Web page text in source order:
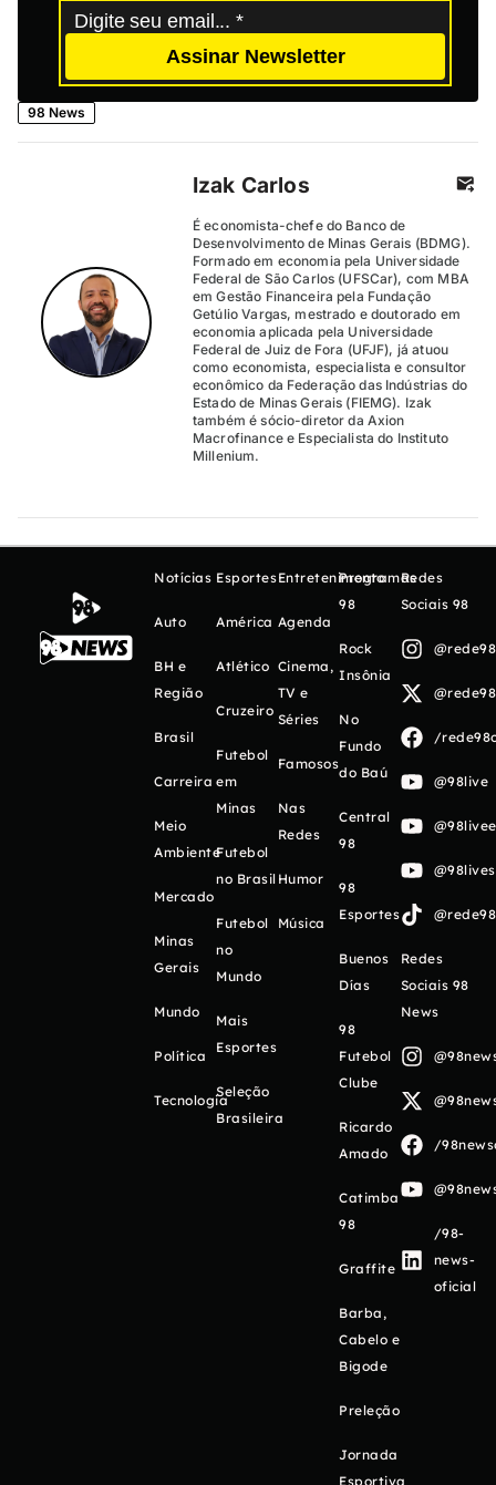
Assinar Newsletter
98 News
Izak Carlos
É economista-chefe do Banco de
Desenvolvimento de Minas Gerais (BDMG).
Formado em economia pela Universidade
Federal de São Carlos (UFSCar), com MBA
em Gestão Financeira pela Fundação
Getúlio Vargas, mestrado e doutorado em
economia aplicada pela Universidade
Federal de Juiz de Fora (UFJF), já atuou
como economista, especialista e consultor
econômico da Federação das Indústrias do
Estado de Minas Gerais (FIEMG). Izak
também é sócio-diretor da Axion
Macrofinance e Especialista do Instituto
Millenium.
Notícias
Auto
BH e
Região
Brasil
Carreira
Meio
Ambiente
Mercado
Minas
Gerais
Mundo
Política
Tecnologia
Esportes
América
Atlético
Cruzeiro
Futebol
em
Minas
Futebol
no Brasil
Futebol
no
Mundo
Mais
Esportes
Seleção
Brasileira
Entretenimento
Agenda
Cinema,
TV e
Séries
Famosos
Nas
Redes
Humor
Música
Programas
98
Rock
Insônia
No
Fundo
do Baú
Central
98
98
Esportes
Buenos
Días
98
Futebol
Clube
Ricardo
Amado
Catimba
98
Graffite
Barba,
Cabelo e
Bigode
Preleção
Jornada
Esportiva
Redes
Sociais 98
/
@98live
Redes
Sociais 98
News
/
/98-
news-
oficial